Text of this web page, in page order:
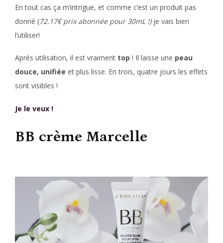
En tout cas ça m’intrigue, et comme c’est un produit pas
donné (72.17€ prix abonnée pour 30mL !)je vais bien
l’utiliser!
Après utilisation, il est vraiment top ! Il laisse une peau
douce, unifiée et plus lisse. En trois, quatre jours les effets
sont visibles !
Je le veux !
BB crème Marcelle